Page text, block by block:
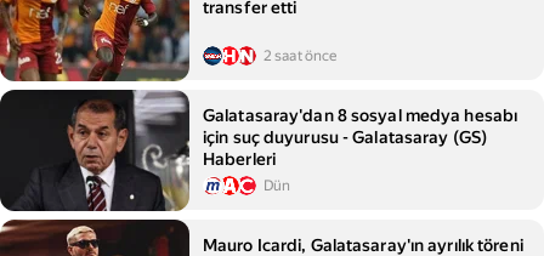
transfer etti
2 saat önce
Galatasaray'dan 8 sosyal medya hesabı
için suç duyurusu - Galatasaray (GS)
Haberleri
Dün
Mauro Icardi, Galatasaray'ın ayrılık töreni